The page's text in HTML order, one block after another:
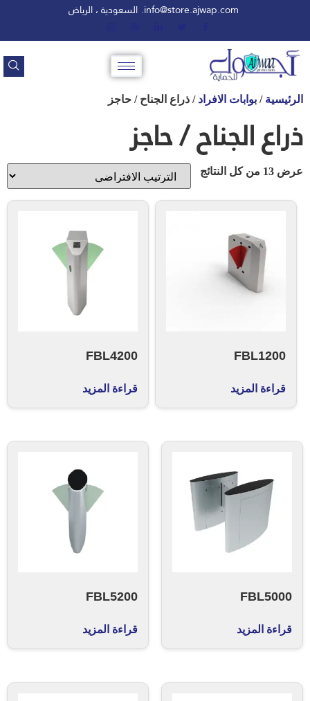
info@store.ajwap.com. السعودية ، الرياض
الرئيسية / بوابات الافراد / ذراع الجناح / حاجز
ذراع الجناح / حاجز
عرض ⁦13⁩ من كل النتائج
FBL1200
قراءة المزيد
FBL4200
قراءة المزيد
FBL5000
قراءة المزيد
FBL5200
قراءة المزيد